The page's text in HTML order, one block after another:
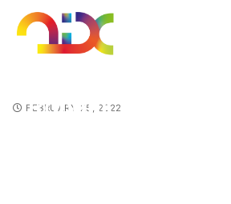
FEBRUARY 25, 2022
Robotik Süreç